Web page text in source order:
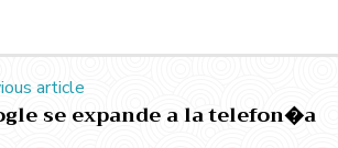
article
se expande a la telefon�a